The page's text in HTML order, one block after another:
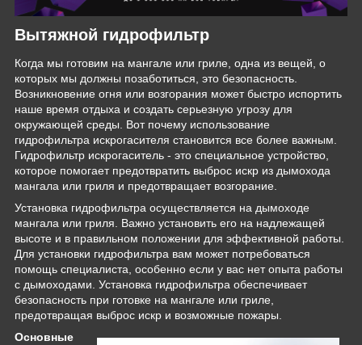
Вытяжной гидрофильтр
Когда мы готовим на мангале или гриле, одна из вещей, о
которых мы должны позаботиться, это безопасность.
Возникновение огня или возгорания может быстро испортить
наше время отдыха и создать серьезную угрозу для
окружающей среды. Вот почему использование
гидрофильтра искрогасителя становится все более важным.
Гидрофильтр искрогаситель - это специальное устройство,
которое помогает предотвратить выброс искр из дымохода
мангала или гриля и предотвращает возгорание.
Установка гидрофильтра осуществляется на дымоходе
мангала или гриля. Важно установить его на надлежащей
высоте и в правильном положении для эффективной работы.
Для установки гидрофильтра вам может потребоваться
помощь специалиста, особенно если у вас нет опыта работы
с дымоходами. Установка гидрофильтра обеспечивает
безопасность при готовке на мангале или гриле,
предотвращая выброс искр и возможные пожары.
Основные